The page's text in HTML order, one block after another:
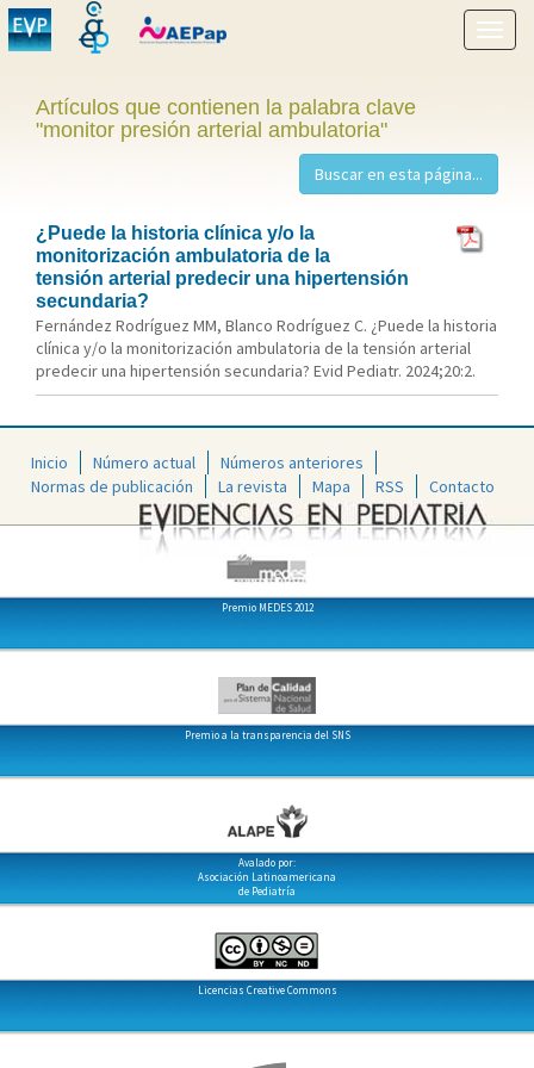
menú
Artículos que contienen la palabra clave
"monitor presión arterial ambulatoria"
¿Puede la historia clínica y/o la
monitorización ambulatoria de la
tensión arterial predecir una hipertensión
secundaria?
Fernández Rodríguez MM, Blanco Rodríguez C. ¿Puede la historia
clínica y/o la monitorización ambulatoria de la tensión arterial
predecir una hipertensión secundaria? Evid Pediatr. 2024;20:2.
Inicio Número actual
Números anteriores
Normas de publicación
La revista Mapa RSS Contacto
Premio MEDES 2012
Premio a la transparencia del SNS
Avalado por:
Asociación Latinoamericana
de Pediatría
Licencias Creative Commons